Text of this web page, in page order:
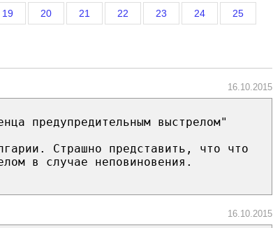
19 20 21 22 23 24 25
16.10.2015
предупредительным выстрелом"
Страшно представить, что что
в случае неповиновения.
16.10.2015